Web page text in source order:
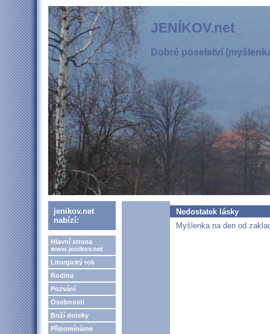
JENÍKOV.net
Dobré poselství
jenikov.net
nabízí:
Hlavní strana
www.jenikov.net
Liturgický rok
Rodina
Pozvání
Osobnosti
Boží doteky
Připomínáme
Nedostatek lásky
Myšlenka na den od